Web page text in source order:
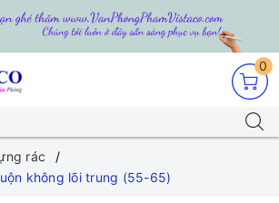
0
rác
không lõi trung (55-65)